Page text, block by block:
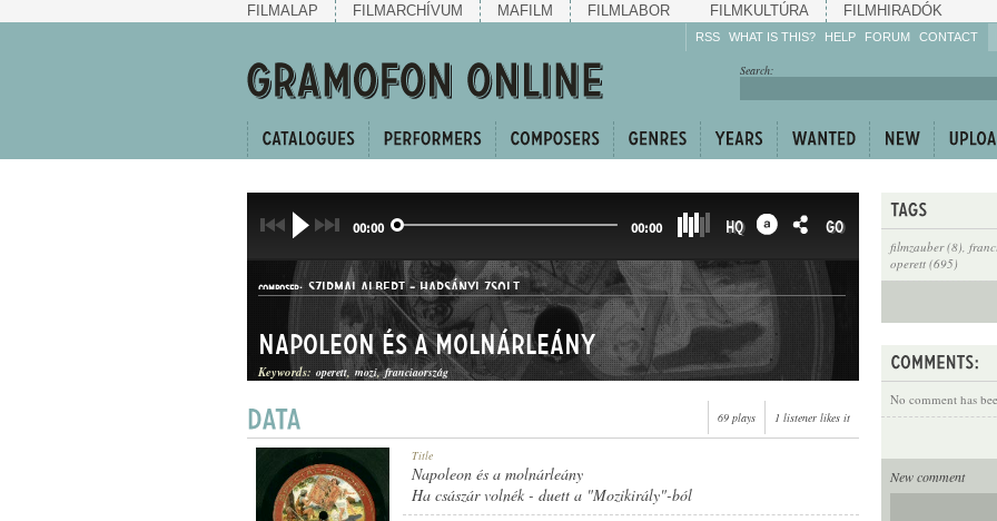
FILMALAP FILMARCHÍVUM MAFILM FILMLABOR FILMKULTÚRA FILMHIRADÓK
RSS WHAT IS THIS? HELP
Enrich!
Share!
FORUM CONTACT
Search:
filmzauber (8),
operett (695)
No comment has
New comment
00:00 00:00 HQ GO
COMPOSER: SZIRMAI ALBERT-HARSÁNYI ZSOLT
TWO-STEP
Napoleon és a molnárleány
Keywords: operett mozi franciaország
69 plays 1 listener likes it
Title
Napoleon és a molnárleány
Ha császár volnék - duett a "Mozikirály"-ból